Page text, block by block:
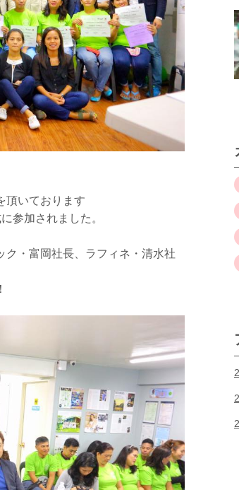
頂いております
参加されました。
ク・富岡社長、ラフィネ・清水社